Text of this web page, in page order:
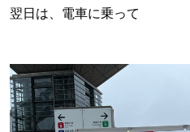
翌日は、電車に乗って